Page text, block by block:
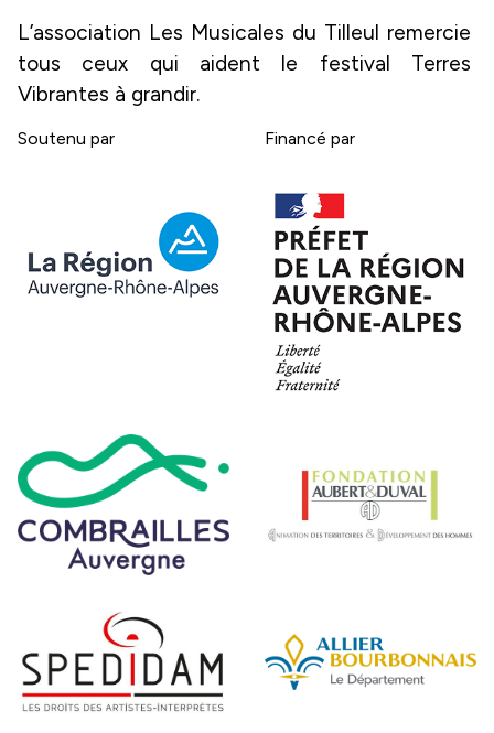
L’association Les Musicales du Tilleul remercie
tous ceux qui aident le festival Terres
Vibrantes à grandir.
Soutenu par Financé par